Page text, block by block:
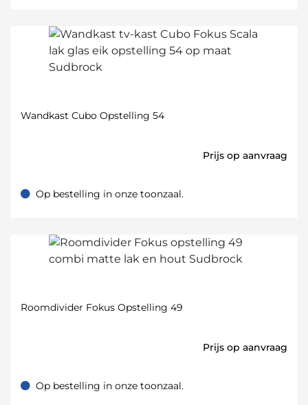
Wandkast Cubo Opstelling 54
Prijs op aanvraag
Op bestelling in onze toonzaal.
Op bestelling in onze toonzaal.
Roomdivider Fokus Opstelling 49
Prijs op aanvraag
Op bestelling in onze toonzaal.
Op bestelling in onze toonzaal.